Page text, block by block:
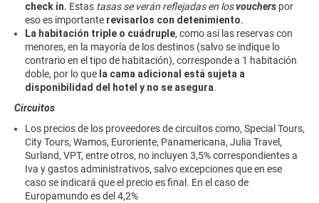
check in. Estas tasas se verán reflejadas en losvouchers por
eso es importante revisarlos con detenimiento.
La habitación triple o cuádruple, como así las reservas con
menores, en la mayoría de los destinos (salvo se indique lo
contrario en el tipo de habitación), corresponde a 1 habitación
doble, por lo que la cama adicional está sujeta a
disponibilidad del hotel y no se asegura.
Circuitos
Los precios de los proveedores de circuitos como, Special Tours,
City Tours, Wamos, Euroriente, Panamericana, Julia Travel,
Surland, VPT, entre otros, no incluyen 3,5% correspondientes a
Iva y gastos administrativos, salvo excepciones que en ese
caso se indicará que el precio es final. En el caso de
Europamundo es del 4,2%